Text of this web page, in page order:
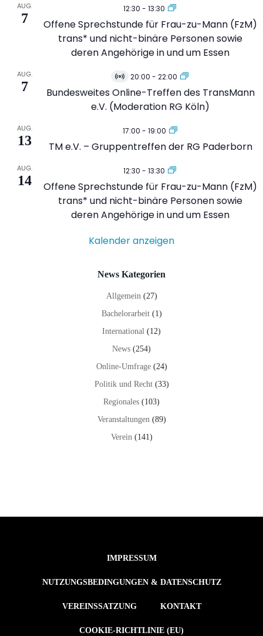
AUG.
7
12:30 - 13:30
Offene Sprechstunde für Frau-zu-Mann (FzM)
trans* und nicht-binäre Personen sowie
deren Angehörige in und um Essen
AUG.
7
Virtuell
Veranstaltung
20:00 - 22:00
Bundesweites Online-Treffen des TransMann
e.V. (Moderation RG Köln)
AUG.
13
17:00 - 19:00
TM e.V. – Gruppentreffen der RG Paderborn
AUG.
14
12:30 - 13:30
Offene Sprechstunde für Frau-zu-Mann (FzM)
trans* und nicht-binäre Personen sowie
deren Angehörige in und um Essen
Kalender anzeigen
News Kategorien
Allgemein (27)
Bachelorarbeit(1)
International (12)
News (254)
Online-Umfrage(24)
Politik und Recht(33)
Regionales (103)
Veranstaltungen (89)
Verein (141)
IMPRESSUM
NUTZUNGSBEDINGUNGEN & DATENSCHUTZ
VEREINSSATZUNG KONTAKT
COOKIE-RICHTLINIE (EU)